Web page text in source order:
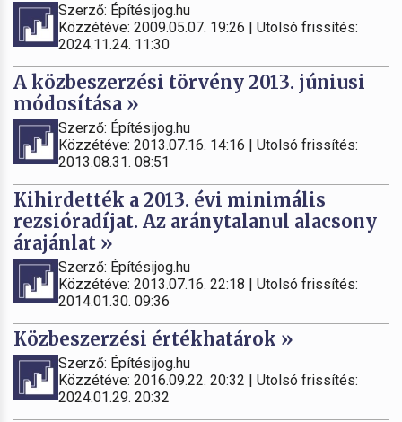
Szerző: Építésijog.hu
Közzétéve: 2009.05.07. 19:26 | Utolsó frissítés:
2024.11.24. 11:30
A közbeszerzési törvény 2013. júniusi
módosítása »
Szerző: Építésijog.hu
Közzétéve: 2013.07.16. 14:16 | Utolsó frissítés:
2013.08.31. 08:51
Kihirdették a 2013. évi minimális
rezsióradíjat. Az aránytalanul alacsony
árajánlat »
Szerző: Építésijog.hu
Közzétéve: 2013.07.16. 22:18 | Utolsó frissítés:
2014.01.30. 09:36
Közbeszerzési értékhatárok »
Szerző: Építésijog.hu
Közzétéve: 2016.09.22. 20:32 | Utolsó frissítés:
2024.01.29. 20:32